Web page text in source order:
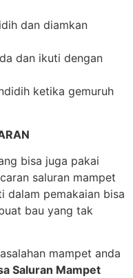
dan diamkan
dan ikuti dengan
ketika gemuruh
bisa juga pakai
saluran mampet
dalam pemakaian bisa
bau yang tak
mampet anda
Saluran Mampet